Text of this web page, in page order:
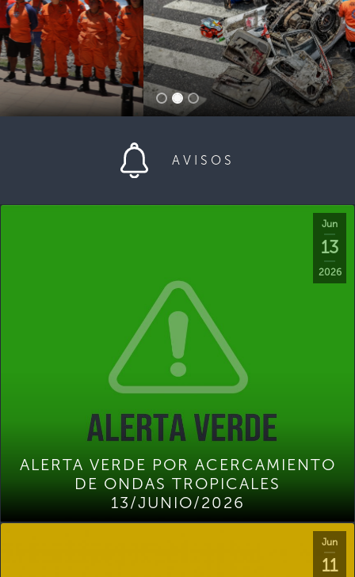
AVISOS
Jun
13
2026
ALERTA VERDE POR ACERCAMIENTO
DE ONDAS TROPICALES
13/JUNIO/2026
Jun
11